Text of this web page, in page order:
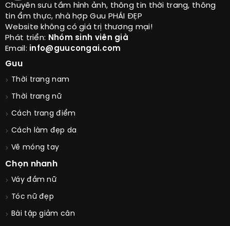
Chuyên sưu tầm hình ảnh, thông tin thời trang, thông
tin ẩm thực, nhà hợp Guu PHÁI ĐẸP
Website không có giá trị thương mại!
Phát triển: Nhóm sinh viên già
Email: info@guucongai.com
Guu
Thời trang nam
Thời trang nữ
Cách trang điểm
Cách làm đẹp da
Vẽ móng tay
Chọn nhanh
Váy đầm nữ
Tóc nữ đẹp
Bài tập giảm cân